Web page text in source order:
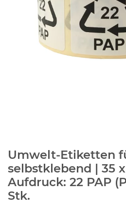
Umwelt-Etiketten
selbstklebend | 35
Aufdruck: 22 PAP
Stk.